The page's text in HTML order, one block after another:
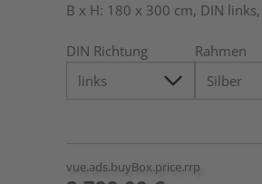
B x H: 180 x 300 cm, DIN
DIN Richtung Rahmen
vue.ads.buyBox.price.rrp